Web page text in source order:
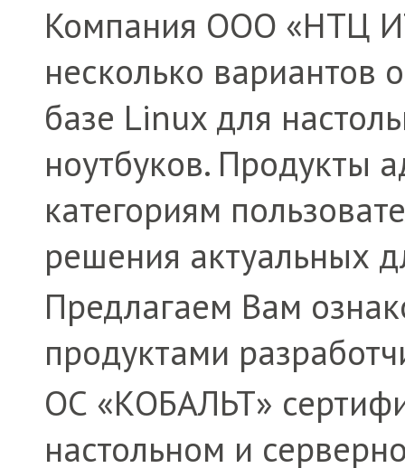
Компания ООО «НТЦ
несколько вариантов
базе Linux для
ноутбуков. Продукты
категориям
решения актуальных
Предлагаем Вам
продуктами
ОС «КОБАЛЬТ»
настольном и